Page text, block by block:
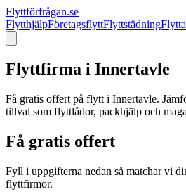
Flyttförfrågan.se
FlytthjälpFöretagsflyttFlyttstädning
Flyttfirma i Innertavle
Få gratis offert på flytt i Innertavle.
tillval som flyttlådor, packhjälp och
Få gratis offert
Fyll i uppgifterna nedan så matchar vi
flyttfirmor.